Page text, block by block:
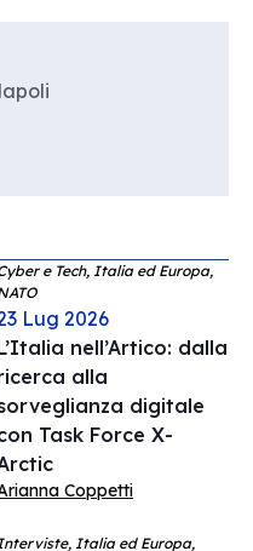
e Tech, Italia ed Europa,
Lug 2026
nell’Artico: dalla
alla
digitale
Task Force X-
Coppetti
Italia ed Europa,